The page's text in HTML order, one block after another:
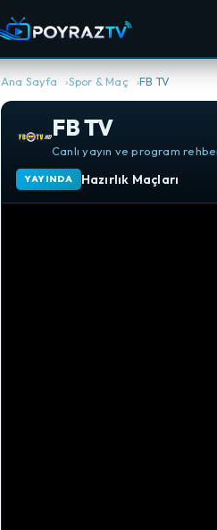
Ana Sayfa Spor & Maç FB TV
FB TV
Canlı yayın ve program
YAYINDA Hazırlık Maçları